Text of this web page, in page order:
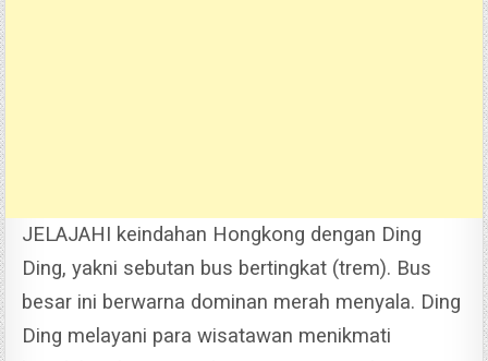
JELAJAHI keindahan Hongkong dengan Ding
Ding, yakni sebutan bus bertingkat (trem). Bus
besar ini berwarna dominan merah menyala. Ding
Ding melayani para wisatawan menikmati